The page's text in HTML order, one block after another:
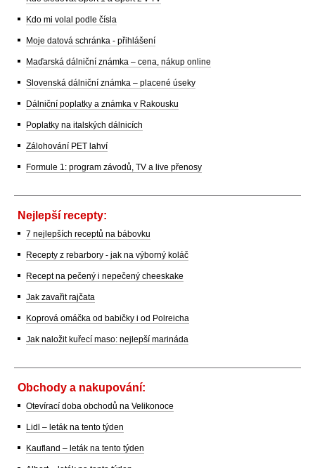
Kdo mi volal podle čísla
Moje datová schránka - přihlášení
Maďarská dálniční známka – cena, nákup online
Slovenská dálniční známka – placené úseky
Dálniční poplatky a známka v Rakousku
Poplatky na italských dálnicích
Zálohování PET lahví
Formule 1: program závodů, TV a live přenosy
Nejlepší recepty:
7 nejlepších receptů na bábovku
Recepty z rebarbory - jak na výborný koláč
Recept na pečený i nepečený cheeskake
Jak zavařit rajčata
Koprová omáčka od babičky i od Polreicha
Jak naložit kuřecí maso: nejlepší marináda
Obchody a nakupování:
Otevírací doba obchodů na Velikonoce
Lidl – leták na tento týden
Kaufland – leták na tento týden